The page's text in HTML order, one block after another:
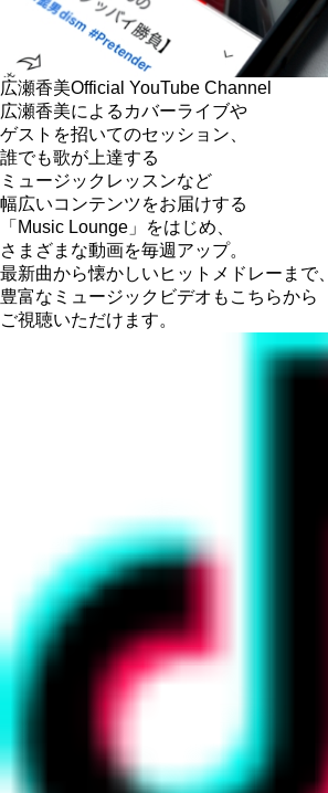
広瀬香美Official YouTube Channel
広瀬香美によるカバーライブや
ゲストを招いてのセッション、
誰でも歌が上達する
ミュージックレッスンなど
幅広いコンテンツをお届けする
「Music Lounge」をはじめ、
さまざまな動画を毎週アップ。
最新曲から懐かしいヒットメドレーまで、
豊富なミュージックビデオもこちらから
ご視聴いただけます。